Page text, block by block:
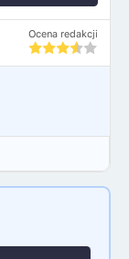
Ocena redakcji